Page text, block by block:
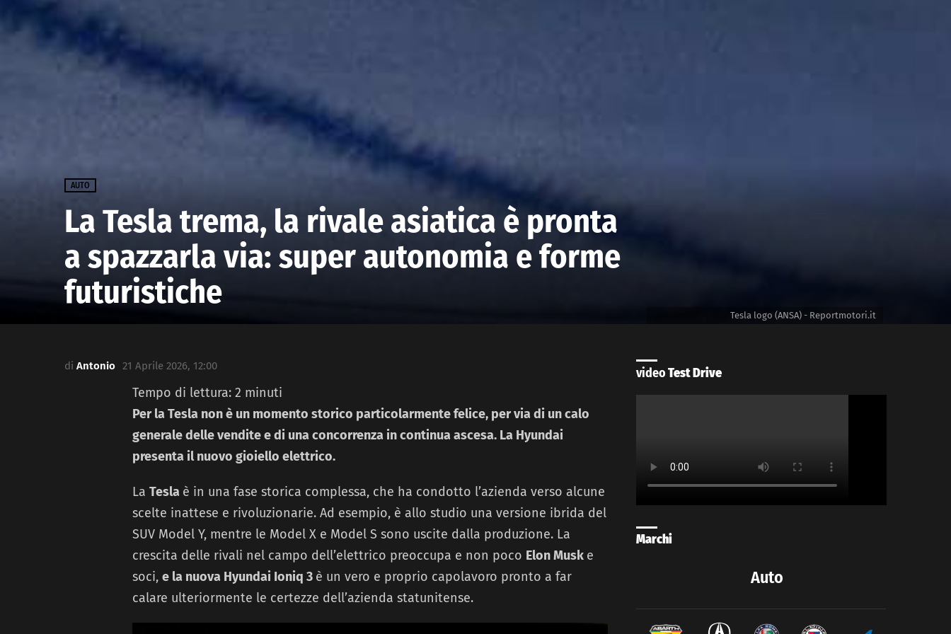
AUTO
La Tesla trema, la rivale asiatica è pronta
a spazzarla via: super autonomia e forme
futuristiche
Tesla logo (ANSA) - Reportmotori.it
di Antonio 21 Aprile 2026, 12:00
Tempo di lettura: 2 minuti
Per la Tesla non è un momento storico particolarmente felice, per via di un calo
generale delle vendite e di una concorrenza in continua ascesa. La Hyundai
presenta il nuovo gioiello elettrico.
La Tesla è in una fase storica complessa, che ha condotto l’azienda verso alcune
scelte inattese e rivoluzionarie. Ad esempio, è allo studio una versione ibrida del
SUV Model Y, mentre le Model X e Model S sono uscite dalla produzione. La
crescita delle rivali nel campo dell’elettrico preoccupa e non poco Elon Musk e
soci, e la nuova Hyundai Ioniq 3 è un vero e proprio capolavoro pronto a far
calare ulteriormente le certezze dell’azienda statunitense.
videoTest Drive
Marchi
Auto